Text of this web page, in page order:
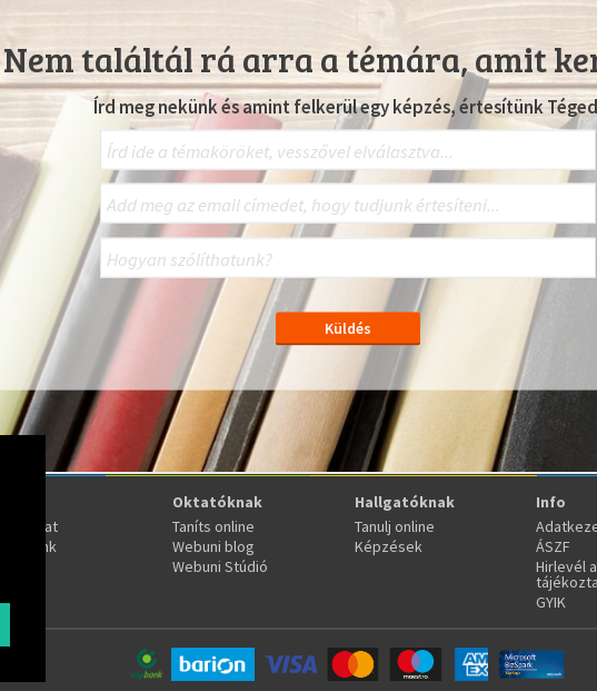
Nem találtál rá arra a témára, amit
Írd meg nekünk és amint felkerül egy képzés, értesítünk
Kapcsolat
Oktatóink
Oktatóknak
Taníts online
Webuni blog
Webuni Stúdió
Hallgatóknak
Tanulj online
Képzések
Info
ÁSZF
Hirlevél
GYIK